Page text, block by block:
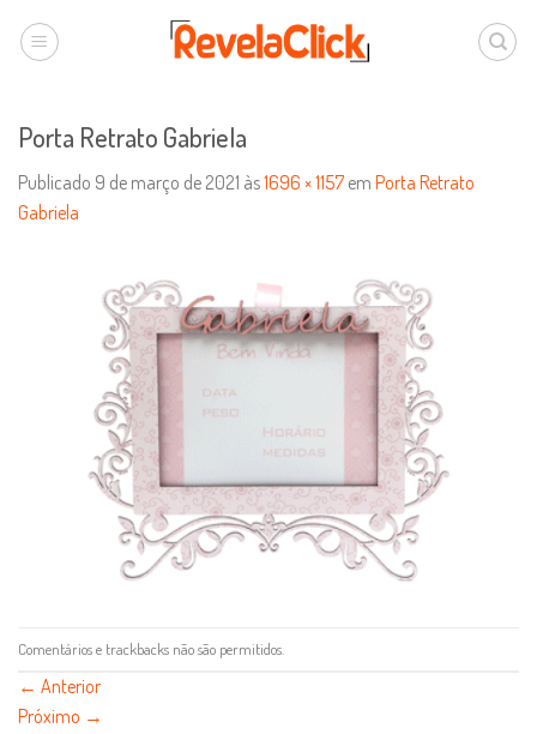
Porta Retrato Gabriela
Publicado 9 de março de 2021 às1696 × 1157 em Porta Retrato
Gabriela
Comentários e trackbacks não são permitidos.
← Anterior
Próximo →